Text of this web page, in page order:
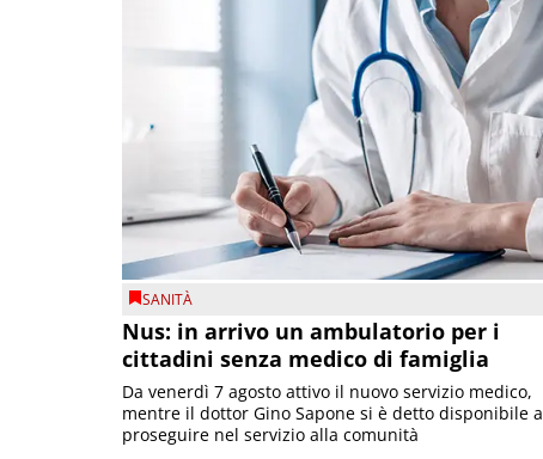
SANITÀ
Nus: in arrivo un ambulatorio per i
cittadini senza medico di famiglia
Da venerdì 7 agosto attivo il nuovo servizio medico,
mentre il dottor Gino Sapone si è detto disponibile a
proseguire nel servizio alla comunità